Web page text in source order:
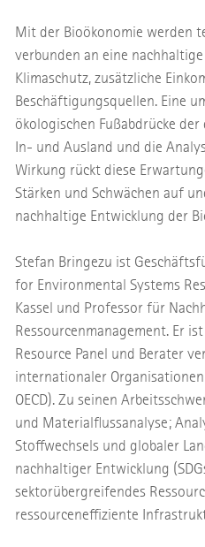
Mit der Bioökonomie werden
verbunden an eine
Klimaschutz, zusätzliche
Beschäftigungsquellen. Eine
ökologischen Fußabdrücke
In- und Ausland und die
Wirkung rückt diese
Stärken und Schwächen auf
nachhaltige Entwicklung der
Stefan Bringezu ist
for Environmental Systems
Kassel und Professor für
Ressourcenmanagement. Er
Resource Panel und Berater
internationaler Organisationen
OECD). Zu seinen
und Materialflussanalyse;
Stoffwechsels und globaler
nachhaltiger Entwicklung
sektorübergreifendes
ressourceneffiziente